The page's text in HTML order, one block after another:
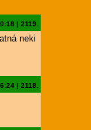
| 2119.
neki
| 2118.